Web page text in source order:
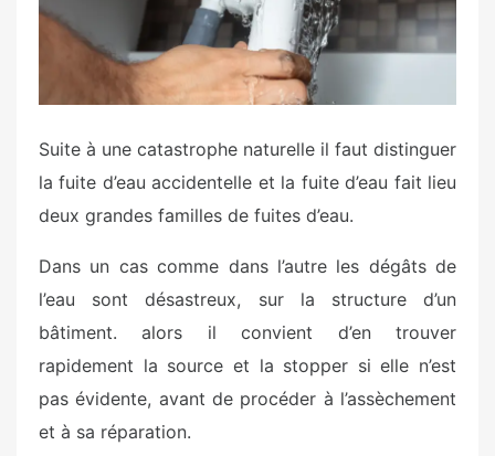
Suite à une catastrophe naturelle il faut distinguer
la fuite d’eau accidentelle et la fuite d’eau fait lieu
deux grandes familles de fuites d’eau.
Dans un cas comme dans l’autre les dégâts de
l’eau sont désastreux, sur la structure d’un
bâtiment. alors il convient d’en trouver
rapidement la source et la stopper si elle n’est
pas évidente, avant de procéder à l’assèchement
et à sa réparation.